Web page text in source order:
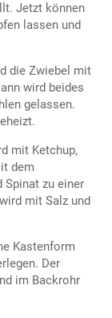
Jetzt können
lassen und
die Zwiebel mit
wird beides
gelassen.
mit Ketchup,
dem
Spinat zu einer
mit Salz und
Kastenform
Der
im Backrohr